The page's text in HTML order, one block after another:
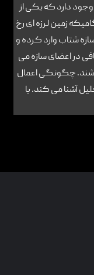
دارد که یکی از
زمین لرزه ای رخ
شتاب وارد کرده و
در اعضای سازه می
چگونگی اعمال
آشنا می کند. با